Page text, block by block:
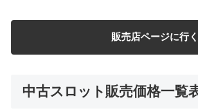
販売店ページに行く
中古スロット販売価格一覧